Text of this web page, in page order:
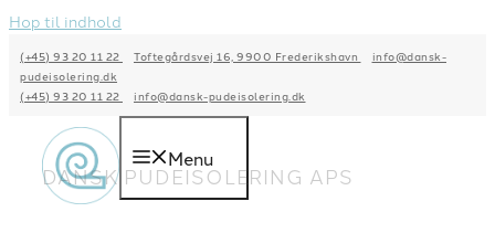
Hop til indhold
(+45) 93 20 11 22 Toftegårdsvej 16, 9900 Frederikshavn
info@dansk-
pudeisolering.dk
(+45) 93 20 11 22
info@dansk-pudeisolering.dk
Menu
DANSK PUDEISOLERING APS